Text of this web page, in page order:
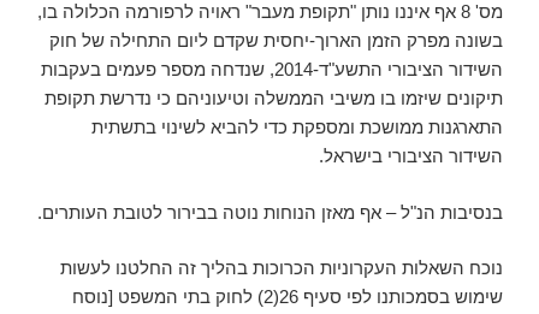
מס' 8 אף איננו נותן "תקופת מעבר" ראויה לרפורמה הכלולה בו,
בשונה מפרק הזמן הארוך-יחסית שקדם ליום התחילה של חוק
השידור הציבורי התשע"ד-2014, שנדחה מספר פעמים בעקבות
תיקונים שיזמו בו משיבי הממשלה וטיעוניהם כי נדרשת תקופת
התארגנות ממושכת ומספקת כדי להביא לשינוי בתשתית
השידור הציבורי בישראל.
בנסיבות הנ"ל – אף מאזן הנוחות נוטה בבירור לטובת העותרים.
נוכח השאלות העקרוניות הכרוכות בהליך זה החלטנו לעשות
שימוש בסמכותנו לפי סעיף 26(2) לחוק בתי המשפט [נוסח